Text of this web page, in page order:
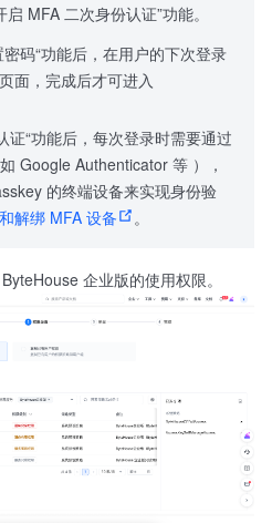
MFA 二次身份认证”功能。
码“功能后，在用户的下次登录
面，完成后才可进入
证“功能后，每次登录时需要通过
Google Authenticator 等 ），
的终端设备来实现身份验
解绑 MFA 设备 。
企业版的使用权限。